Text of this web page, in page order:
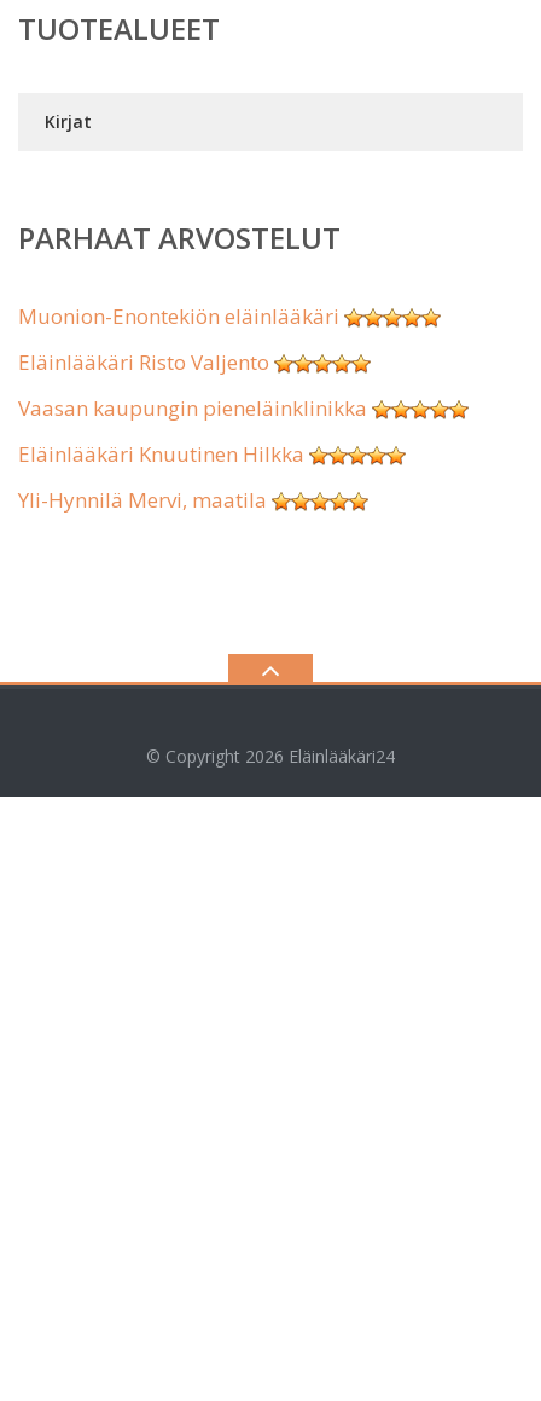
TUOTEALUEET
Kirjat
PARHAAT ARVOSTELUT
Muonion-Enontekiön eläinlääkäri
Eläinlääkäri Risto Valjento
Vaasan kaupungin pieneläinklinikka
Eläinlääkäri Knuutinen Hilkka
Yli-Hynnilä Mervi, maatila
© Copyright 2026 Eläinlääkäri24